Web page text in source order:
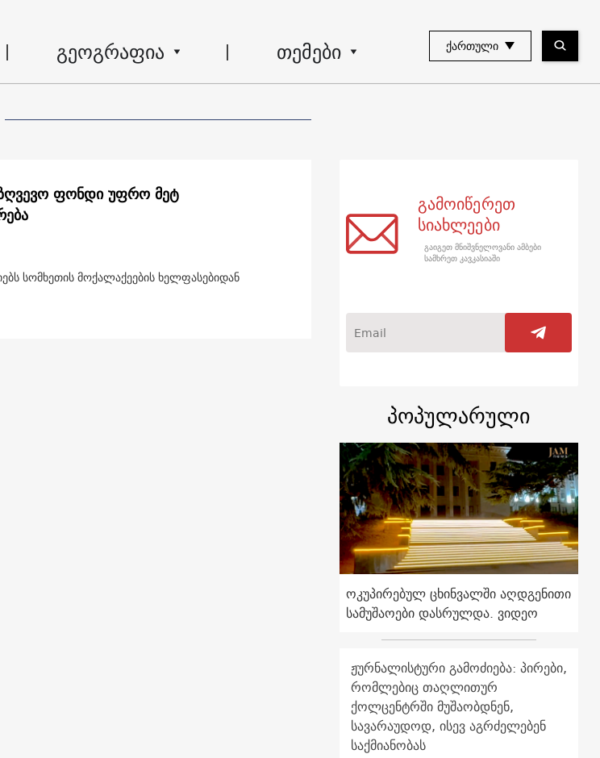
გეოგრაფია თემები ᲥᲐᲠᲗᲣᲚᲘ
ფონდი უფრო მეტ
სომხეთის მოქალაქეების ხელფასებიდან
გამოიწერეთ
სიახლეები
გაიგეთ მნიშვნელოვანი ამბები
სამხრეთ კავკასიაში
პოპულარული
ოკუპირებულ ცხინვალში აღდგენითი
სამუშაოები დასრულდა. ვიდეო
ჟურნალისტური გამოძიება: პირები,
რომლებიც თაღლითურ
ქოლცენტრში მუშაობდნენ,
სავარაუდოდ, ისევ აგრძელებენ
საქმიანობას